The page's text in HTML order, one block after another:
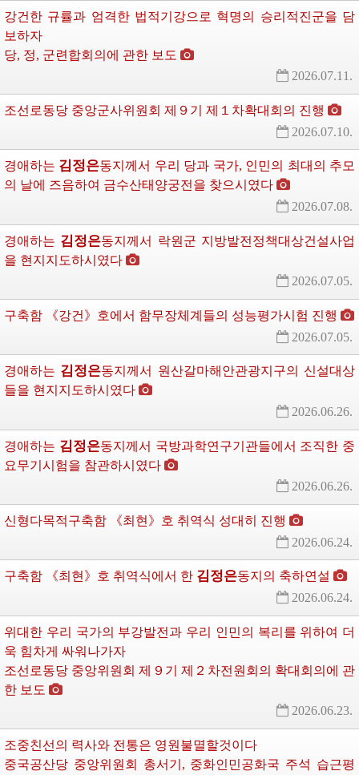
강건한 규률과 엄격한 법적기강으로 혁명의 승리적진군을 담
보하자
당, 정, 군련합회의에 관한 보도
2026.07.11.
조선로동당 중앙군사위원회 제９기 제１차확대회의 진행
2026.07.10.
경애하는 김정은동지께서 우리 당과 국가, 인민의 최대의 추모
의 날에 즈음하여 금수산태양궁전을 찾으시였다
2026.07.08.
경애하는 김정은동지께서
락원군 지방발전정책대상건설사업
을 현지지도하시였다
2026.07.05.
구축함 《강건》호에서 함무장체계들의 성능평가시험 진행
2026.07.05.
경애하는 김정은동지께서
원산갈마해안관광지구의 신설대상
들을 현지지도하시였다
2026.06.26.
경애하는 김정은동지께서 국방과학연구기관들에서 조직한 중
요무기시험을 참관하시였다
2026.06.26.
신형다목적구축함 《최현》호 취역식 성대히 진행
2026.06.24.
구축함 《최현》호 취역식에서 한 김정은동지의 축하연설
2026.06.24.
위대한 우리 국가의 부강발전과 우리 인민의 복리를 위하여 더
욱 힘차게 싸워나가자
조선로동당 중앙위원회 제９기 제２차전원회의 확대회의에 관
한 보도
2026.06.23.
조중친선의 력사와 전통은 영원불멸할것이다
중국공산당 중앙위원회 총서기, 중화인민공화국 주석 습근평